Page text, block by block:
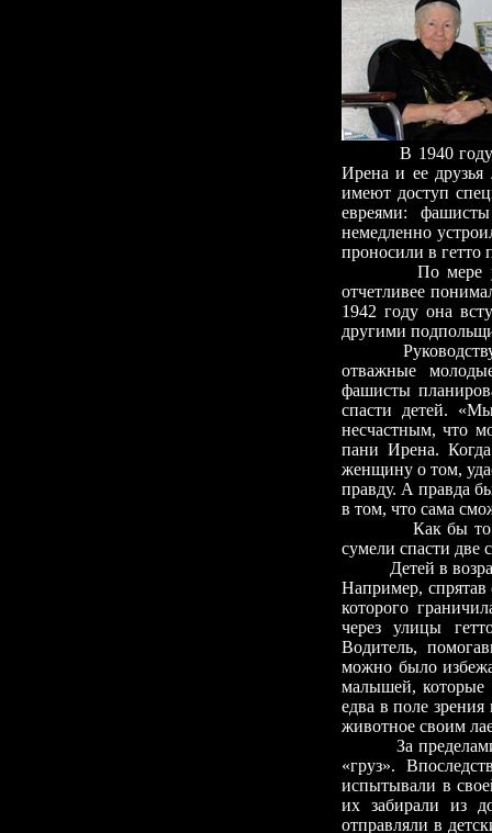
В 1940 году
Ирена и ее друзья
имеют доступ
евреями:
немедленно
проносили в гетто
По мере
отчетливее
1942 году она
другими
Руководствуясь
отважные
фашисты
спасти детей.
несчастным, что
пани Ирена.
женщину о том,
правду. А правда
в том, что сама
Как бы то ни
сумели спасти две
Детей в
Например, спрятав
которого
через улицы
Водитель,
можно было
малышей, которые
едва в поле
животное своим
За пределами
«груз».
испытывали в
их забирали из
отправляли в